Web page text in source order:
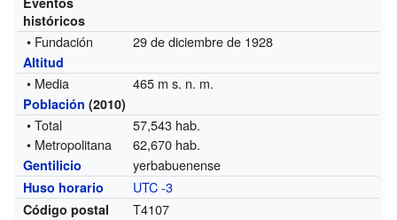
históricos
• Fundación 29 de diciembre de 1928
Altitud
• Media 465 m s. n. m.
Población (2010)
• Total
57,543 hab.
• Metropolitana
62,670 hab.
Gentilicio yerbabuenense
Huso horario UTC -3
Código postal T4107